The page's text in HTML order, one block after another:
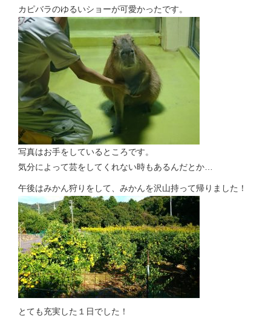
カピバラのゆるいショーが可愛かったです。
写真はお手をしているところです。
気分によって芸をしてくれない時もあるんだとか…
午後はみかん狩りをして、みかんを沢山持って帰りました！
とても充実した１日でした！